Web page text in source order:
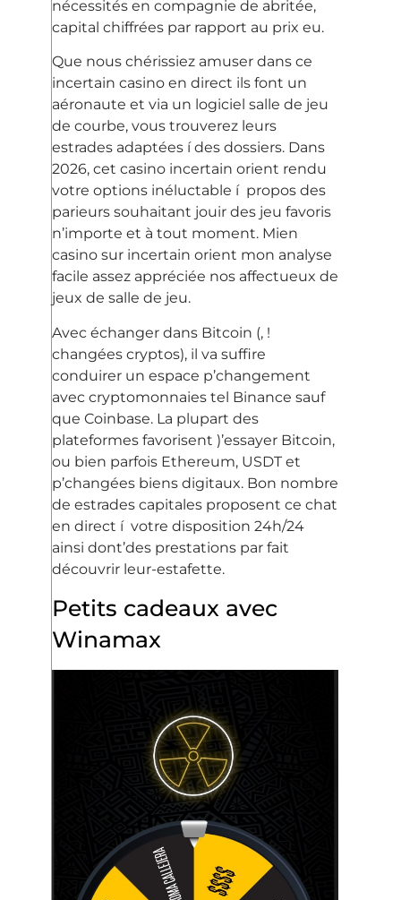
nécessités en compagnie de abritée,
capital chiffrées par rapport au prix eu.
Que nous chérissiez amuser dans ce
incertain casino en direct ils font un
aéronaute et via un logiciel salle de jeu
de courbe, vous trouverez leurs
estrades adaptées í des dossiers. Dans
2026, cet casino incertain orient rendu
votre options inéluctable í propos des
parieurs souhaitant jouir des jeu favoris
n’importe et à tout moment. Mien
casino sur incertain orient mon analyse
facile assez appréciée nos affectueux de
jeux de salle de jeu.
Avec échanger dans Bitcoin (, !
changées cryptos), il va suffire
conduirer un espace p’changement
avec cryptomonnaies tel Binance sauf
que Coinbase. La plupart des
plateformes favorisent )’essayer Bitcoin,
ou bien parfois Ethereum, USDT et
p’changées biens digitaux. Bon nombre
de estrades capitales proposent ce chat
en direct í votre disposition 24h/24
ainsi dont’des prestations par fait
découvrir leur-estafette.
Petits cadeaux avec
Winamax